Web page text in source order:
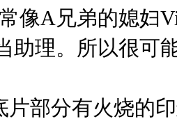
像A兄弟的媳妇
助理。所以很可
分有火烧的印